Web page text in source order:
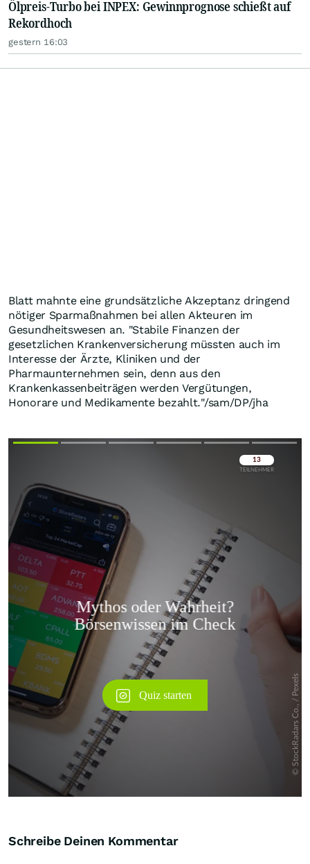
Ölpreis-Turbo bei INPEX: Gewinnprognose schießt auf
Rekordhoch
gestern 16:03
Blatt mahnte eine grundsätzliche Akzeptanz dringend
nötiger Sparmaßnahmen bei allen Akteuren im
Gesundheitswesen an. "Stabile Finanzen der
gesetzlichen Krankenversicherung müssten auch im
Interesse der Ärzte, Kliniken und der
Pharmaunternehmen sein, denn aus den
Krankenkassenbeiträgen werden Vergütungen,
Honorare und Medikamente bezahlt."/sam/DP/jha
Überspringen
Schreibe Deinen Kommentar